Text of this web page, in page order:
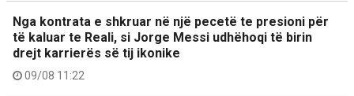
Nga kontrata e shkruar në një pecetë te presioni për
të kaluar te Reali, si Jorge Messi udhëhoqi të birin
drejt karrierës së tij ikonike
09/08 11:22